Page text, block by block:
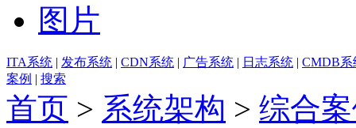
图片
ITA系统 | 发布系统 | CDN系统 | 广告系统 | 日志系统 | CMDB系
案例 | 搜索
首页 > 系统架构 > 综合